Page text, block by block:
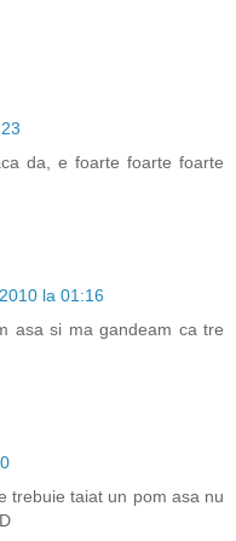
da, e foarte foarte foarte
la 01:16
asa si ma gandeam ca tre
trebuie taiat un pom asa nu